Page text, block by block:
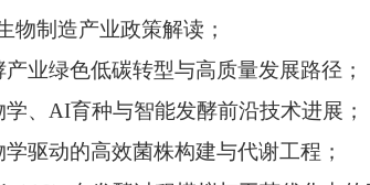
物制造产业政策解读；
业绿色低碳转型与高质量发展路径；
、AI育种与智能发酵前沿技术进展；
驱动的高效菌株构建与代谢工程；